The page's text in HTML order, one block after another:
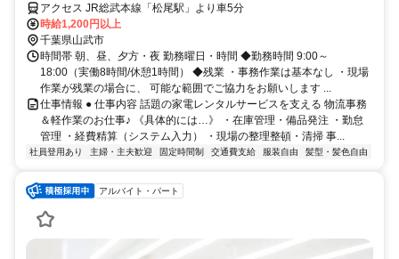
アクセス JR総武本線「松尾駅」より車5分
時給1,200円以上
千葉県山武市
時間帯 朝、昼、夕方・夜 勤務曜日・時間 ◆勤務時間 9:00～
18:00（実働8時間/休憩1時間） ◆残業 ・事務作業は基本なし ・現場
作業が残業の場合に、 可能な範囲でご協力をお願いします ...
仕事情報 ● 仕事内容 話題の家電レンタルサービスを支える 物流事務
＆軽作業のお仕事♪ 《具体的には…》 ・在庫管理・備品発注 ・勤怠
管理 ・経費精算（システム入力） ・現場の整理整頓・清掃 事...
社員登用あり 主婦・主夫歓迎 固定時間制 交通費支給 服装自由 髪型・髪色自由
アルバイト・パート